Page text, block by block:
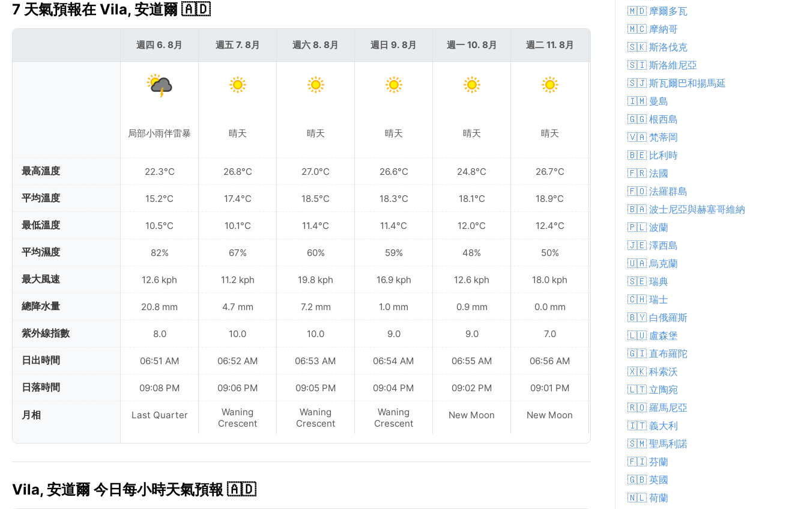
7 天氣預報在 Vila, 安道爾 🇦🇩
最高溫度
平均溫度
最低溫度
平均濕度
最大風速
總降水量
紫外線指數
日出時間
日落時間
月相
週四 6. 8月
局部小雨伴雷暴
22.3°C
15.2°C
10.5°C
82%
12.6 kph
20.8 mm
8.0
06:51 AM
09:08 PM
Last Quarter
週五 7. 8月
晴天
26.8°C
17.4°C
10.1°C
67%
11.2 kph
4.7 mm
10.0
06:52 AM
09:06 PM
Waning
Crescent
週六 8. 8月
晴天
27.0°C
18.5°C
11.4°C
60%
19.8 kph
7.2 mm
10.0
06:53 AM
09:05 PM
Waning
Crescent
週日 9. 8月
晴天
26.6°C
18.3°C
11.4°C
59%
16.9 kph
1.0 mm
9.0
06:54 AM
09:04 PM
Waning
Crescent
週一 10. 8月
晴天
24.8°C
18.1°C
12.0°C
48%
12.6 kph
0.9 mm
9.0
06:55 AM
09:02 PM
New Moon
週二 11. 8月
晴天
26.7°C
18.9°C
12.4°C
50%
18.0 kph
0.0 mm
7.0
06:56 AM
09:01 PM
New Moon
週三 12. 8月
晴天
28.0°C
19.9°C
13.8°C
48%
13.7 kph
0.0 mm
7.0
06:57 AM
09:00 PM
New Moon
Vila, 安道爾 今日每小時天氣預報 🇦🇩
🇲🇩 摩爾多瓦
🇲🇨 摩納哥
🇸🇰 斯洛伐克
🇸🇮 斯洛維尼亞
🇸🇯 斯瓦爾巴和揚馬延
🇮🇲 曼島
🇬🇬 根西島
🇻🇦 梵蒂岡
🇧🇪 比利時
🇫🇷 法國
🇫🇴 法羅群島
🇧🇦 波士尼亞與赫塞哥維納
🇵🇱 波蘭
🇯🇪 澤西島
🇺🇦 烏克蘭
🇸🇪 瑞典
🇨🇭 瑞士
🇧🇾 白俄羅斯
🇱🇺 盧森堡
🇬🇮 直布羅陀
🇽🇰 科索沃
🇱🇹 立陶宛
🇷🇴 羅馬尼亞
🇮🇹 義大利
🇸🇲 聖馬利諾
🇫🇮 芬蘭
🇬🇧 英國
🇳🇱 荷蘭